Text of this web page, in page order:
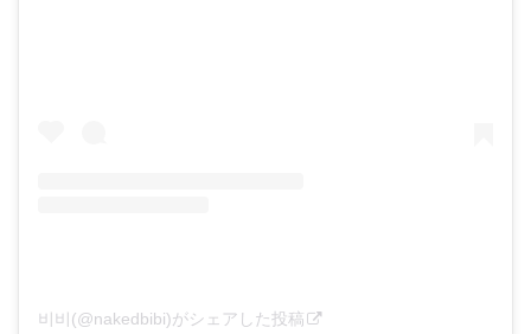
비비(@nakedbibi)がシェアした投稿